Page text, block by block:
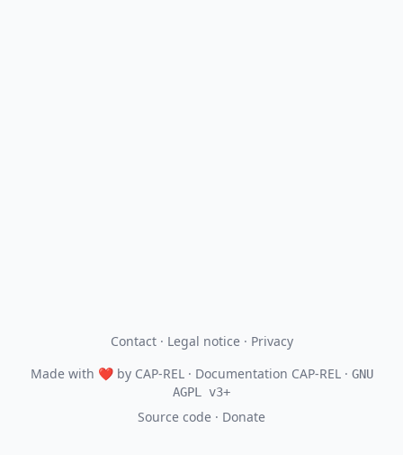
Contact· Legal notice· Privacy
Made with ❤by CAP-REL· Documentation CAP-REL · GNU
AGPL v3+
Source code · Donate